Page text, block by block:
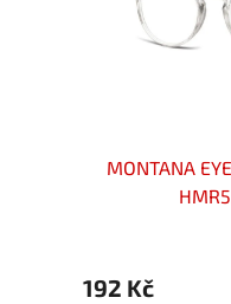
MONTANA
192 Kč